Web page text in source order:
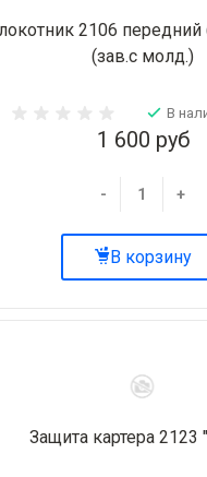
2106
(зав.с молд.)
В
1 600 руб
- +
В корзину
Защита картера 2123